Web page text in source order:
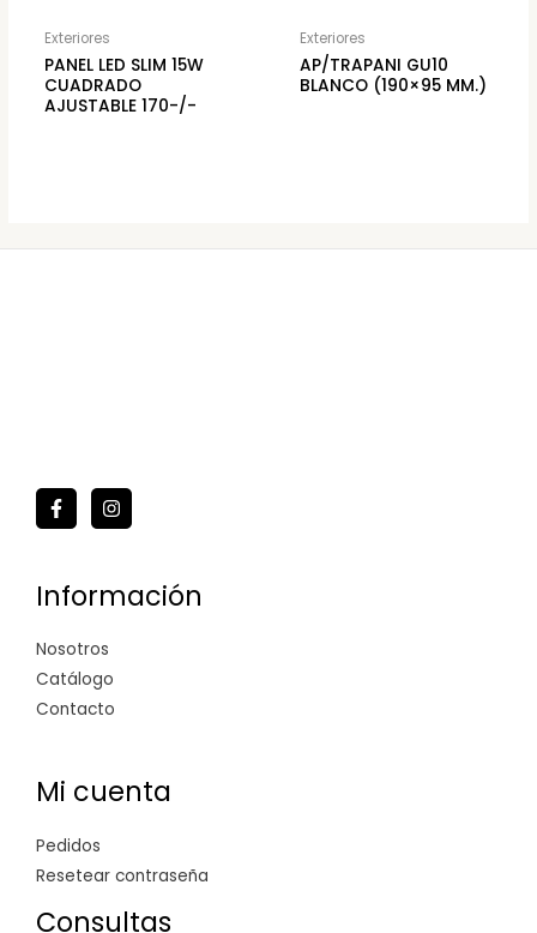
Exteriores
PANEL LED SLIM 15W
CUADRADO
AJUSTABLE 170-/-
Exteriores
AP/TRAPANI GU10
BLANCO (190×95 MM.)
Información
Nosotros
Catálogo
Contacto
Mi cuenta
Pedidos
Resetear contraseña
Consultas